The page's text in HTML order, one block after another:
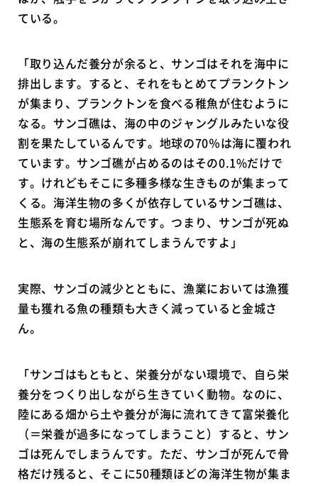
ている。
「取り込んだ養分が余ると、サンゴはそれを海中に
排出します。すると、それをもとめてプランクトン
が集まり、プランクトンを食べる稚魚が住むように
なる。サンゴ礁は、海の中のジャングルみたいな役
割を果たしているんです。地球の70％は海に覆われ
ています。サンゴ礁が占めるのはその0.1%だけで
す。けれどもそこに多種多様な生きものが集まって
くる。海洋生物の多くが依存しているサンゴ礁は、
生態系を育む場所なんです。つまり、サンゴが死ぬ
と、海の生態系が崩れてしまうんですよ」
実際、サンゴの減少とともに、漁業においては漁獲
量も獲れる魚の種類も大きく減っていると金城さ
ん。
「サンゴはもともと、栄養分がない環境で、自ら栄
養分をつくり出しながら生きていく動物。なのに、
陸にある畑から土や養分が海に流れてきて富栄養化
（＝栄養が過多になってしまうこと）すると、サン
ゴは死んでしまうんです。ただ、サンゴが死んで骨
格だけ残ると、そこに50種類ほどの海洋生物が集ま